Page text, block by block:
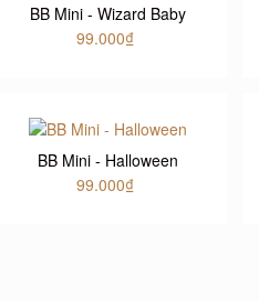
BB Mini - Wizard Baby
99.000₫
BB Mini - Halloween
99.000₫